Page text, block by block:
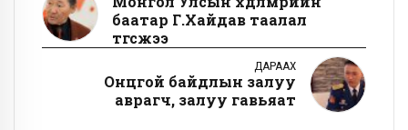
баатар Г.Хайдав таалал
төгсжээ
ДАРААХ
Онцгой байдлын залуу
аврагч, залуу гавьяат